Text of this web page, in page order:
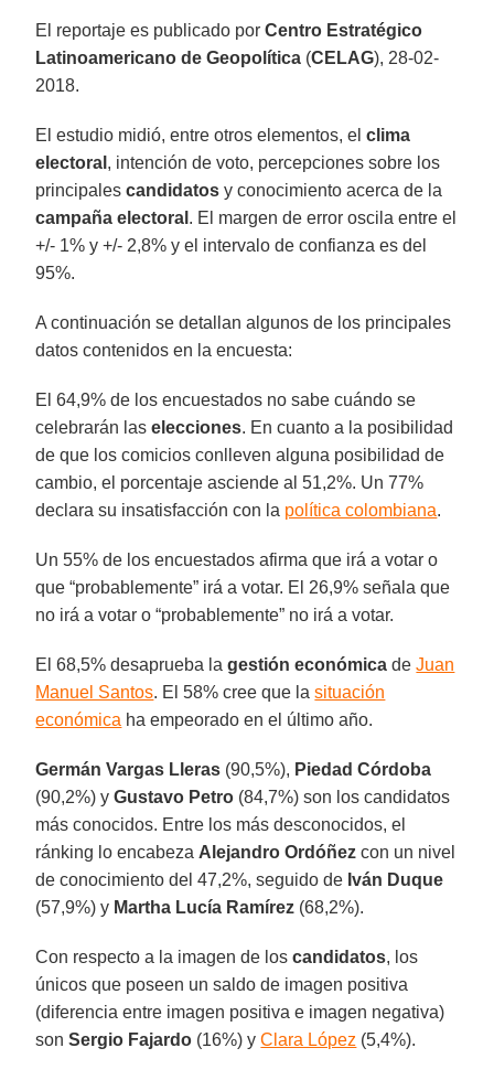
El reportaje es publicado porCentro Estratégico
Latinoamericano de Geopolítica (CELAG), 28-02-
2018.
El estudio midió, entre otros elementos, elclima
electoral , intención de voto, percepciones sobre los
principales candidatos y conocimiento acerca de la
campaña electoral . El margen de error oscila entre el
+/- 1% y +/- 2,8% y el intervalo de confianza es del
95%.
A continuación se detallan algunos de los principales
datos contenidos en la encuesta:
El 64,9% de los encuestados no sabe cuándo se
celebrarán laselecciones. En cuanto a la posibilidad
de que los comicios conlleven alguna posibilidad de
cambio, el porcentaje asciende al 51,2%. Un 77%
declara su insatisfacción con la política colombiana.
Un 55% de los encuestados afirma que irá a votar o
que “probablemente” irá a votar. El 26,9% señala que
no irá a votar o “probablemente” no irá a votar.
El 68,5% desaprueba lagestión económica deJuan
Manuel Santos. El 58% cree que lasituación
económica ha empeorado en el último año.
Germán Vargas Lleras (90,5%), Piedad Córdoba
(90,2%) yGustavo Petro (84,7%) son los candidatos
más conocidos. Entre los más desconocidos, el
ránking lo encabeza Alejandro Ordóñez con un nivel
de conocimiento del 47,2%, seguido de Iván Duque
(57,9%) y Martha Lucía Ramírez (68,2%).
Con respecto a la imagen de loscandidatos, los
únicos que poseen un saldo de imagen positiva
(diferencia entre imagen positiva e imagen negativa)
sonSergio Fajardo (16%) yClara López (5,4%).